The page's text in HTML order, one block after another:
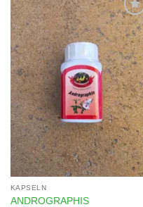
Zur
Wunschliste
hinzufügen
KAPSELN
ANDROGRAPHIS